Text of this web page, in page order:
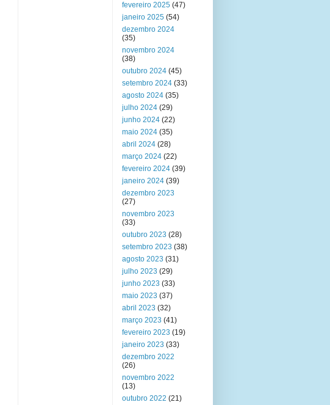
fevereiro 2025 (47)
janeiro 2025 (54)
dezembro 2024
(35)
novembro 2024
(38)
outubro 2024 (45)
setembro 2024 (33)
agosto 2024 (35)
julho 2024 (29)
junho 2024 (22)
maio 2024 (35)
abril 2024 (28)
março 2024 (22)
fevereiro 2024 (39)
janeiro 2024 (39)
dezembro 2023
(27)
novembro 2023
(33)
outubro 2023 (28)
setembro 2023 (38)
agosto 2023 (31)
julho 2023 (29)
junho 2023 (33)
maio 2023 (37)
abril 2023 (32)
março 2023 (41)
fevereiro 2023 (19)
janeiro 2023 (33)
dezembro 2022
(26)
novembro 2022
(13)
outubro 2022 (21)